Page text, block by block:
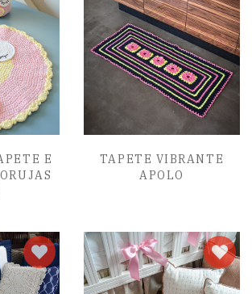
E
TAPETE VIBRANTE
APOLO